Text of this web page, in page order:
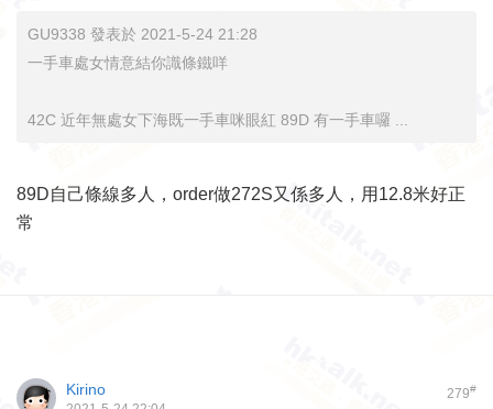
GU9338 發表於 2021-5-24 21:28
一手車處女情意結你識條鐵咩
42C 近年無處女下海既一手車咪眼紅 89D 有一手車囉 ...
89D自己條線多人，order做272S又係多人，用12.8米好正
常
279#
Kirino